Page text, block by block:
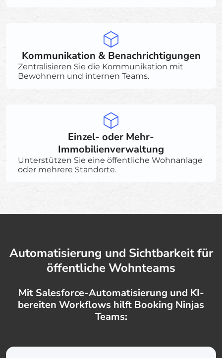
Kommunikation & Benachrichtigungen
Zentralisieren Sie die Kommunikation mit
Bewohnern und internen Teams.
Einzel- oder Mehr-
Immobilienverwaltung
Unterstützen Sie eine öffentliche Wohnanlage
oder mehrere Standorte.
Automatisierung und Sichtbarkeit für
öffentliche Wohnteams
Mit Salesforce-Automatisierung und KI-
bereiten Workflows hilft Booking Ninjas
Teams: